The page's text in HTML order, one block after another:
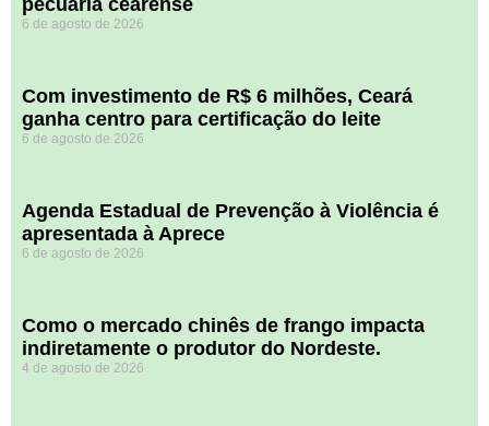
pecuária cearense
6 de agosto de 2026
Com investimento de R$ 6 milhões, Ceará
ganha centro para certificação do leite
6 de agosto de 2026
Agenda Estadual de Prevenção à Violência é
apresentada à Aprece
6 de agosto de 2026
​Como o mercado chinês de frango impacta
indiretamente o produtor do Nordeste.
4 de agosto de 2026